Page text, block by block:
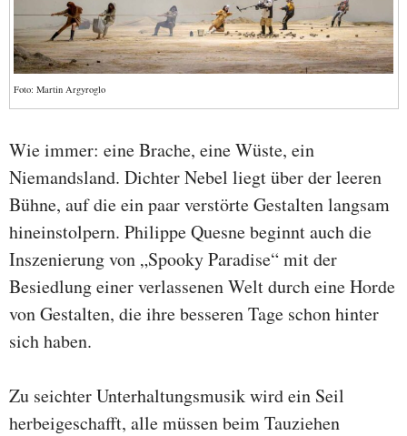
Foto: Martin Argyroglo
Wie immer: eine Brache, eine Wüste, ein
Niemandsland. Dichter Nebel liegt über der leeren
Bühne, auf die ein paar verstörte Gestalten langsam
hineinstolpern. Philippe Quesne beginnt auch die
Inszenierung von „Spooky Paradise“ mit der
Besiedlung einer verlassenen Welt durch eine Horde
von Gestalten, die ihre besseren Tage schon hinter
sich haben.
Zu seichter Unterhaltungsmusik wird ein Seil
herbeigeschafft, alle müssen beim Tauziehen